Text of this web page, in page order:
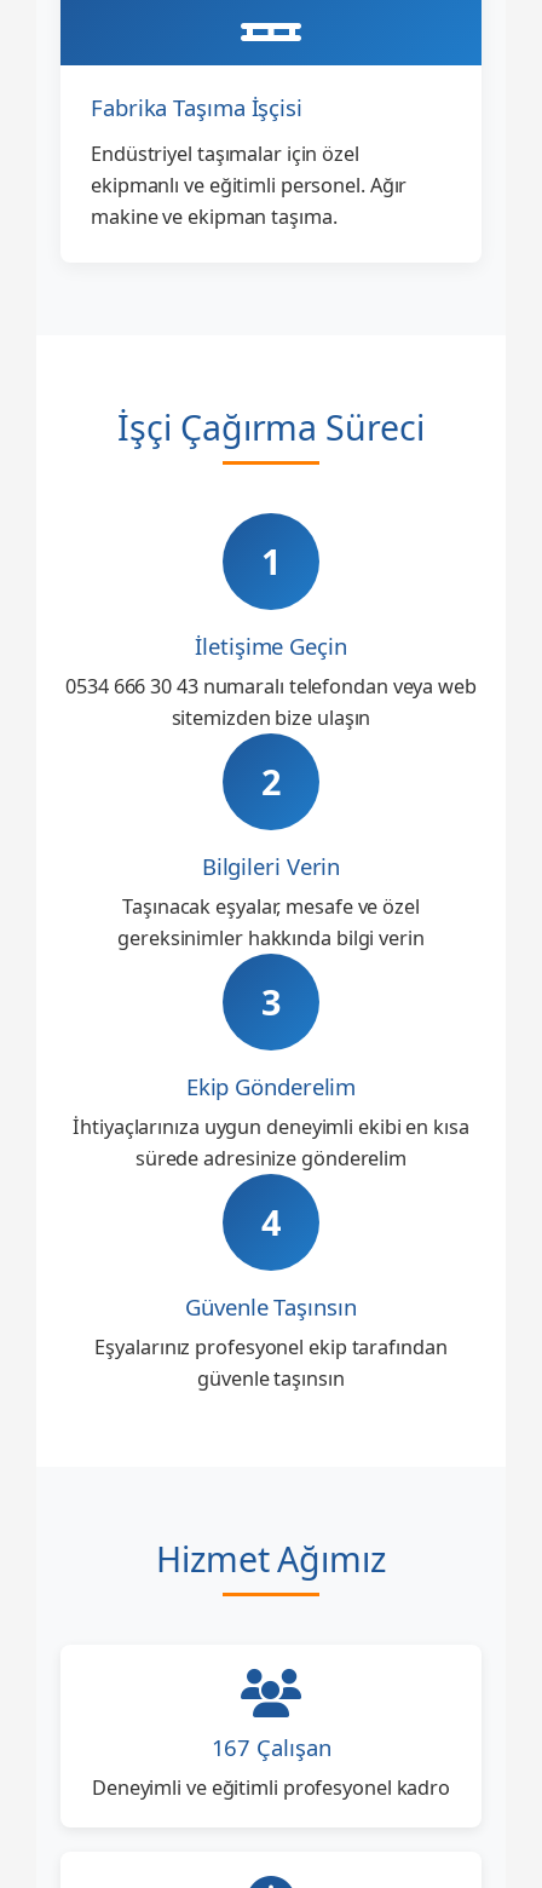
Fabrika Taşıma İşçisi
Endüstriyel taşımalar için özel
ekipmanlı ve eğitimli personel. Ağır
makine ve ekipman taşıma.
İşçi Çağırma Süreci
1
İletişime Geçin
0534 666 30 43 numaralı telefondan veya web
sitemizden bize ulaşın
2
Bilgileri Verin
Taşınacak eşyalar, mesafe ve özel
gereksinimler hakkında bilgi verin
3
Ekip Gönderelim
İhtiyaçlarınıza uygun deneyimli ekibi en kısa
sürede adresinize gönderelim
4
Güvenle Taşınsın
Eşyalarınız profesyonel ekip tarafından
güvenle taşınsın
Hizmet Ağımız
167 Çalışan
Deneyimli ve eğitimli profesyonel kadro